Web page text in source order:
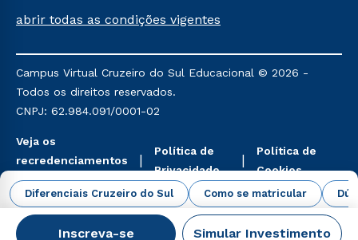
Diferenciais Cruzeiro do Sul Como se matricular
Inscreva-se Simular Investimento
Já para as demais, a taxa de matrícula será de R$
mencionadas são referentes aos cursos: Ensino
Religioso, Geografia para a Docência e Metodologia
do Ensino de História: Questões Atuais.
abrir todas as condições vigentes
Campus Virtual Cruzeiro do Sul Educacional © 2026 -
Todos os direitos reservados.
CNPJ: 62.984.091/0001-02
Veja os
recredenciamentos
aqui
Política de
Privacidade
Política de
Cookies